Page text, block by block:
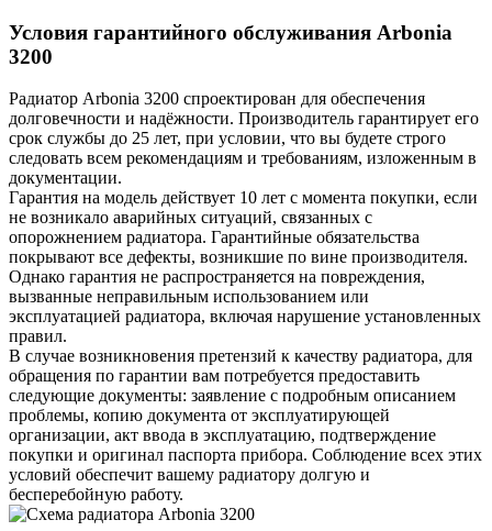
Условия гарантийного обслуживания Arbonia
3200
Радиатор Arbonia 3200 спроектирован для обеспечения
долговечности и надёжности. Производитель гарантирует его
срок службы до 25 лет, при условии, что вы будете строго
следовать всем рекомендациям и требованиям, изложенным в
документации.
Гарантия на модель действует 10 лет с момента покупки, если
не возникало аварийных ситуаций, связанных с
опорожнением радиатора. Гарантийные обязательства
покрывают все дефекты, возникшие по вине производителя.
Однако гарантия не распространяется на повреждения,
вызванные неправильным использованием или
эксплуатацией радиатора, включая нарушение установленных
правил.
В случае возникновения претензий к качеству радиатора, для
обращения по гарантии вам потребуется предоставить
следующие документы: заявление с подробным описанием
проблемы, копию документа от эксплуатирующей
организации, акт ввода в эксплуатацию, подтверждение
покупки и оригинал паспорта прибора. Соблюдение всех этих
условий обеспечит вашему радиатору долгую и
бесперебойную работу.